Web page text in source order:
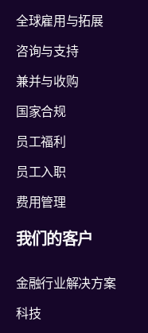
全球雇用与拓展
咨询与支持
兼并与收购
国家合规
员工福利
员工入职
费用管理
我们的客户
金融行业解决方案
科技